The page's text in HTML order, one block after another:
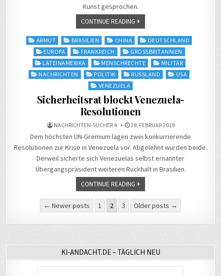
Kunst gesprochen.
CONTINUE READING
Posted
ARMUT BRASILIEN CHINA
DEUTSCHLAND
EUROPA
FRANKREICH
GROSSBRITANNIEN
LATEINAMERIKA
MENSCHRECHTE
MILITÄR
NACHRICHTEN
POLITIK RUSSLAND
USA
VENEZUELA
Sicherheitsrat blockt Venezuela-
Resolutionen
NACHRICHTEN-SUCHER 4 28. FEBRUAR 2019
Dem höchsten UN-Gremium lagen zwei konkurrierende
Resolutionen zur Krise in Venezuela vor. Abgelehnt wurden beide.
Derweil sicherte sich Venezuelas selbst ernannter
Übergangspräsident weiteren Rückhalt in Brasilien.
CONTINUE READING
Seitennummerierung
der
← Newer posts 1 2 3 Older posts →
KI-ANDACHT.DE – TÄGLICH NEU